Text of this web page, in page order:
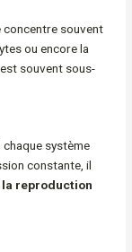
concentre souvent
ou encore la
souvent sous-
système
constante, il
la reproduction